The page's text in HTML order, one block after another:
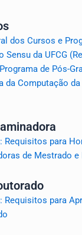
dos Cursos e
Sensu da UFCG
de Pós-
da Computação da
Requisitos para
de Mestrado e
Requisitos para